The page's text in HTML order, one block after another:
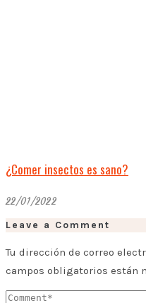
¿Comer insectos es sano?
22/01/2022
Leave a Comment
Tu dirección de correo
campos obligatorios están